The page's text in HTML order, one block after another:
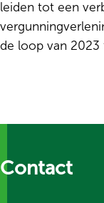
leiden tot een
de loop van
Contact